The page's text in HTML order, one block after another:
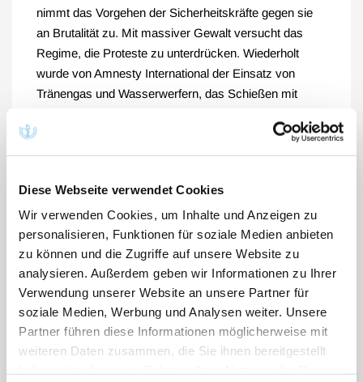
Diese Webseite verwendet Cookies
Wir verwenden Cookies, um Inhalte und Anzeigen zu
personalisieren, Funktionen für soziale Medien anbieten
zu können und die Zugriffe auf unsere Website zu
analysieren. Außerdem geben wir Informationen zu Ihrer
Verwendung unserer Website an unsere Partner für
soziale Medien, Werbung und Analysen weiter. Unsere
Partner führen diese Informationen möglicherweise mit
weiteren Daten zusammen, die Sie ihnen bereitgestellt
nimmt das Vorgehen der Sicherheitskräfte gegen sie
an Brutalität zu. Mit massiver Gewalt versucht das
Regime, die Proteste zu unterdrücken. Wiederholt
wurde von Amnesty International der Einsatz von
Tränengas und Wasserwerfern, das Schießen mit
Schlagstöcken gegen Protestierende dokumentiert.
Zahlreiche Menschen wurden verhaftet, sogar
verschleppt. Über 300 Menschen wurden bisher
ermordet, darunter viele Minderjährige.
Noch immer ist über den Verbleib zahlreicher
politischer Gefangener nach dem Brand im Teheraner
Evin Gefängnis am 15.10.2022 nichts bekannt. Es
mehren sich Berichte über Vergewaltigungen und
Folter in den Gefängnissen. Mit größter Sorge sehen
wir den Beginn von Strafprozessen gegen politische
Gefangene in diesen Tagen. Da den politischen